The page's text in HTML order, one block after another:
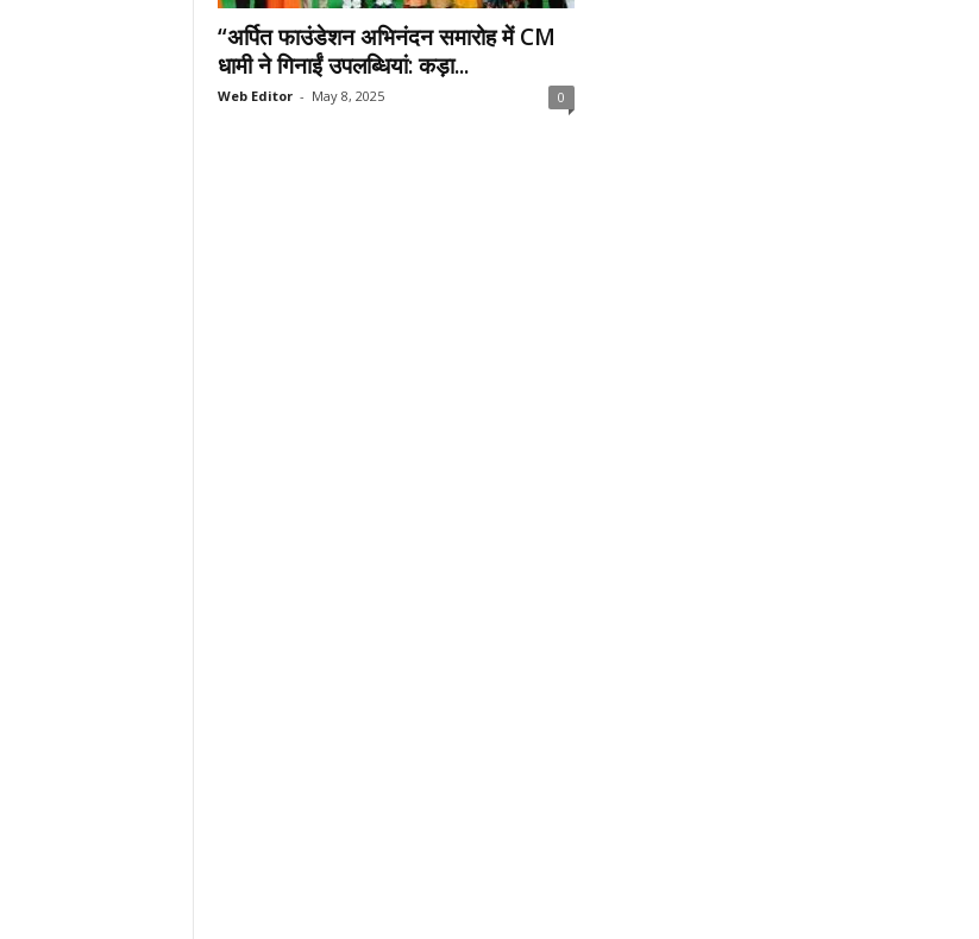
“अर्पित फाउंडेशन अभिनंदन समारोह में CM
धामी ने गिनाईं उपलब्धियां: कड़ा...
Web Editor - May 8, 2025 0